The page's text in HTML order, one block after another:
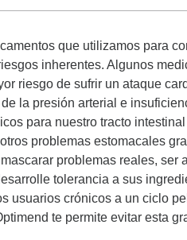
que utilizamos para
inherentes. Algunos
riesgo de sufrir un ataque
la presión arterial e
para nuestro tracto intestinal
problemas estomacales
problemas reales, ser
tolerancia a sus
usuarios crónicos a un ciclo
te permite evitar esta